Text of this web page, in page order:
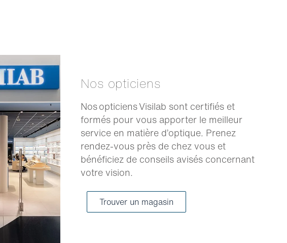
Nos opticiens
Nos opticiens Visilab sont certifiés et
formés pour vous apporter le meilleur
service en matière d’optique. Prenez
rendez-vous près de chez vous et
bénéficiez de conseils avisés concernant
votre vision.
Trouver un magasin